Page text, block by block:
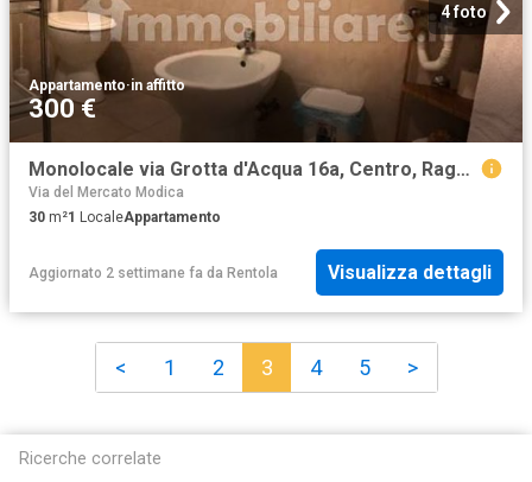
4 foto
Appartamento·in affitto
300 €
Monolocale via Grotta d'Acqua 16a, Centro, Ragusa
Via del Mercato Modica
30 m²1 LocaleAppartamento
Aggiornato 2 settimane fa da Rentola Visualizza dettagli
< 1 2 3 4 5 >
Ricerche correlate